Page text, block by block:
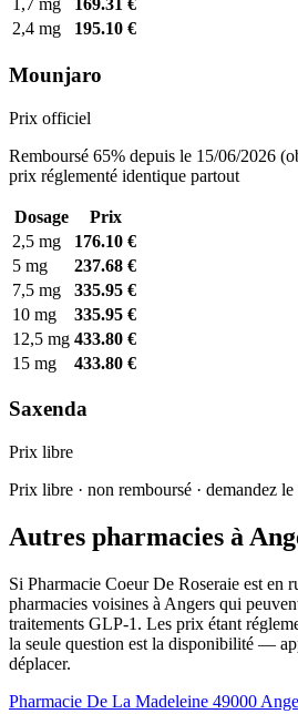
1,7 mg
169.31 €
2,4 mg
195.10 €
Mounjaro
Prix officiel
Remboursé 65% depuis le 15/06/2026
prix réglementé identique partout
Dosage
Prix
2,5 mg
176.10 €
5 mg
237.68 €
7,5 mg
335.95 €
10 mg
335.95 €
12,5 mg 433.80 €
15 mg
433.80 €
Saxenda
Prix libre
Prix libre · non remboursé · demandez
Autres pharmacies à
Si Pharmacie Coeur De Roseraie est en
pharmacies voisines à Angers qui
traitements GLP-1. Les prix étant
la seule question est la disponibilité —
déplacer.
Pharmacie De La Madeleine 49000